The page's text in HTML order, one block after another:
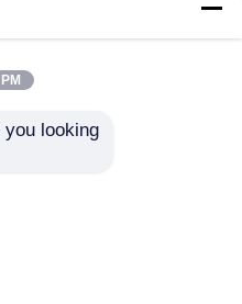
you looking